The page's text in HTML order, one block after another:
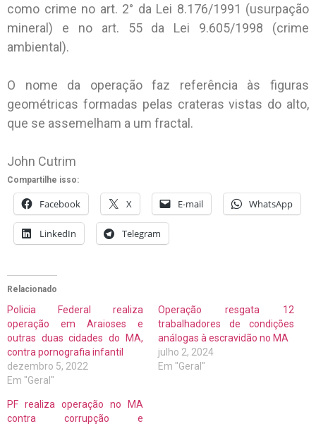
como crime no art. 2° da Lei 8.176/1991 (usurpação
mineral) e no art. 55 da Lei 9.605/1998 (crime
ambiental).
O nome da operação faz referência às figuras
geométricas formadas pelas crateras vistas do alto,
que se assemelham a um fractal.
John Cutrim
Compartilhe isso:
Facebook X E-mail WhatsApp
LinkedIn Telegram
Relacionado
Policia Federal realiza
operação em Araioses e
outras duas cidades do MA,
contra pornografia infantil
dezembro 5, 2022
Em "Geral"
Operação resgata 12
trabalhadores de condições
análogas à escravidão no MA
julho 2, 2024
Em "Geral"
PF realiza operação no MA
contra corrupção e